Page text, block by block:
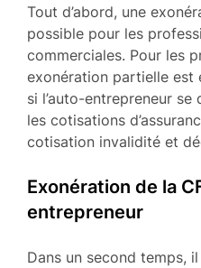
Tout d’abord, une
possible pour les
commerciales. Pour les
exonération partielle est
si l’auto-entrepreneur
les cotisations
cotisation invalidité et
Exonération de la
entrepreneur
Dans un second temps,